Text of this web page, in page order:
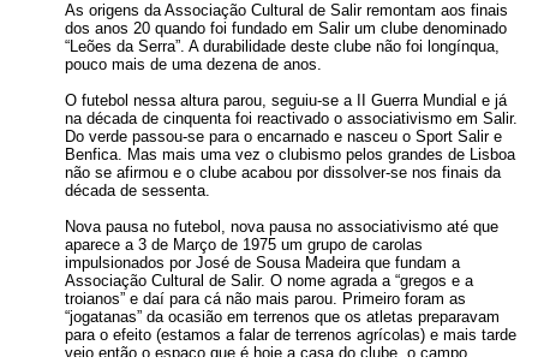
As origens da Associação Cultural de Salir remontam aos finais
dos anos 20 quando foi fundado em Salir um clube denominado
“Leões da Serra”. A durabilidade deste clube não foi longínqua,
pouco mais de uma dezena de anos.
O futebol nessa altura parou, seguiu-se a II Guerra Mundial e já
na década de cinquenta foi reactivado o associativismo em Salir.
Do verde passou-se para o encarnado e nasceu o Sport Salir e
Benfica. Mas mais uma vez o clubismo pelos grandes de Lisboa
não se afirmou e o clube acabou por dissolver-se nos finais da
década de sessenta.
Nova pausa no futebol, nova pausa no associativismo até que
aparece a 3 de Março de 1975 um grupo de carolas
impulsionados por José de Sousa Madeira que fundam a
Associação Cultural de Salir. O nome agrada a “gregos e a
troianos” e daí para cá não mais parou. Primeiro foram as
“jogatanas” da ocasião em terrenos que os atletas preparavam
para o efeito (estamos a falar de terrenos agrícolas) e mais tarde
veio então o espaço que é hoje a casa do clube, o campo